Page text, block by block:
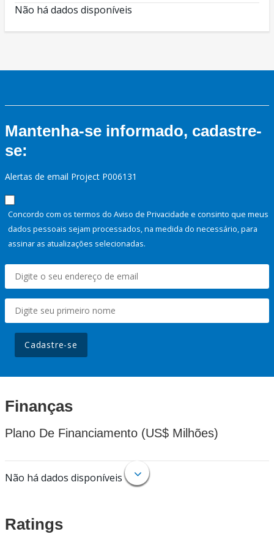
Não há dados disponíveis
Mantenha-se informado, cadastre-
se:
Alertas de email Project P006131
Concordo com os termos do Aviso de Privacidade e consinto que meus
dados pessoais sejam processados, na medida do necessário, para
assinar as atualizações selecionadas.
Cadastre-se
Finanças
Plano De Financiamento (US$ Milhões)
Não há dados disponíveis
Ratings